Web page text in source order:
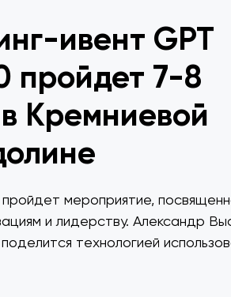
ивент GPT
пройдет 7-8
Кремниевой
мероприятие,
и лидерству. Александр
технологией